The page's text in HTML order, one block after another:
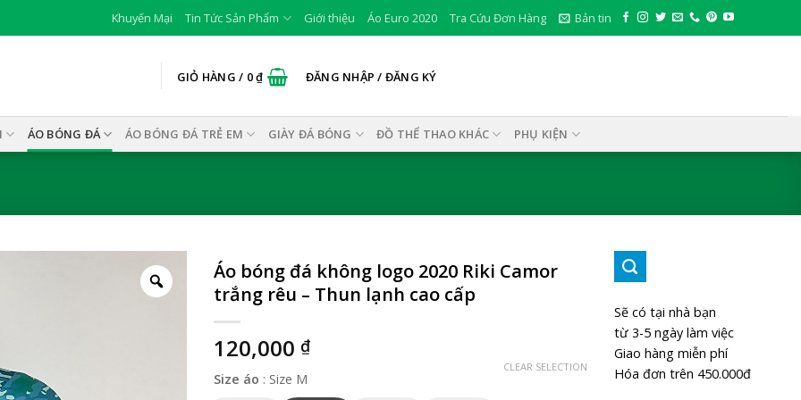
Khuyến Mại Tin Tức Sản Phẩm Giới thiệu Áo Euro 2020 Tra Cứu Đơn Hàng Bản tin
GIỎ HÀNG / 0₫ ĐĂNG NHẬP / ĐĂNG KÝ
ÁO BÓNG ĐÁ ÁO BÓNG ĐÁ TRẺ EM GIÀY ĐÁ BÓNG ĐỒ THỂ THAO KHÁC PHỤ KIỆN
Áo bóng đá không logo 2020 Riki Camor
trắng rêu – Thun lạnh cao cấp
120,000 ₫
Size áo : Size M
CLEAR SELECTION
Sẽ có tại nhà bạn
từ 3-5 ngày làm việc
Giao hàng miễn phí
Hóa đơn trên 450.000đ